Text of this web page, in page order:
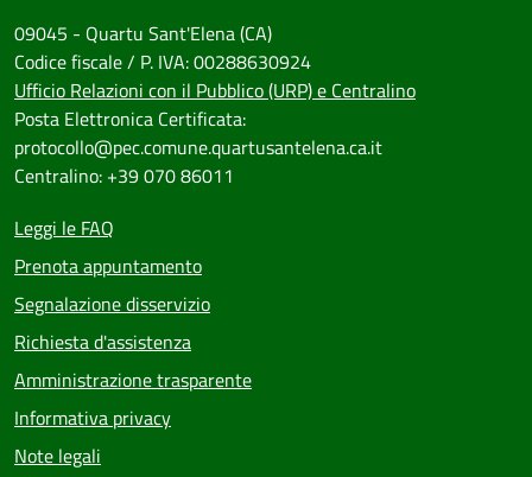
09045 - Quartu Sant'Elena (CA)
Codice fiscale / P. IVA: 00288630924
Ufficio Relazioni con il Pubblico (URP) e Centralino
Posta Elettronica Certificata:
protocollo@pec.comune.quartusantelena.ca.it
Centralino: +39 070 86011
Leggi le FAQ
Prenota appuntamento
Segnalazione disservizio
Richiesta d'assistenza
Amministrazione trasparente
Informativa privacy
Note legali